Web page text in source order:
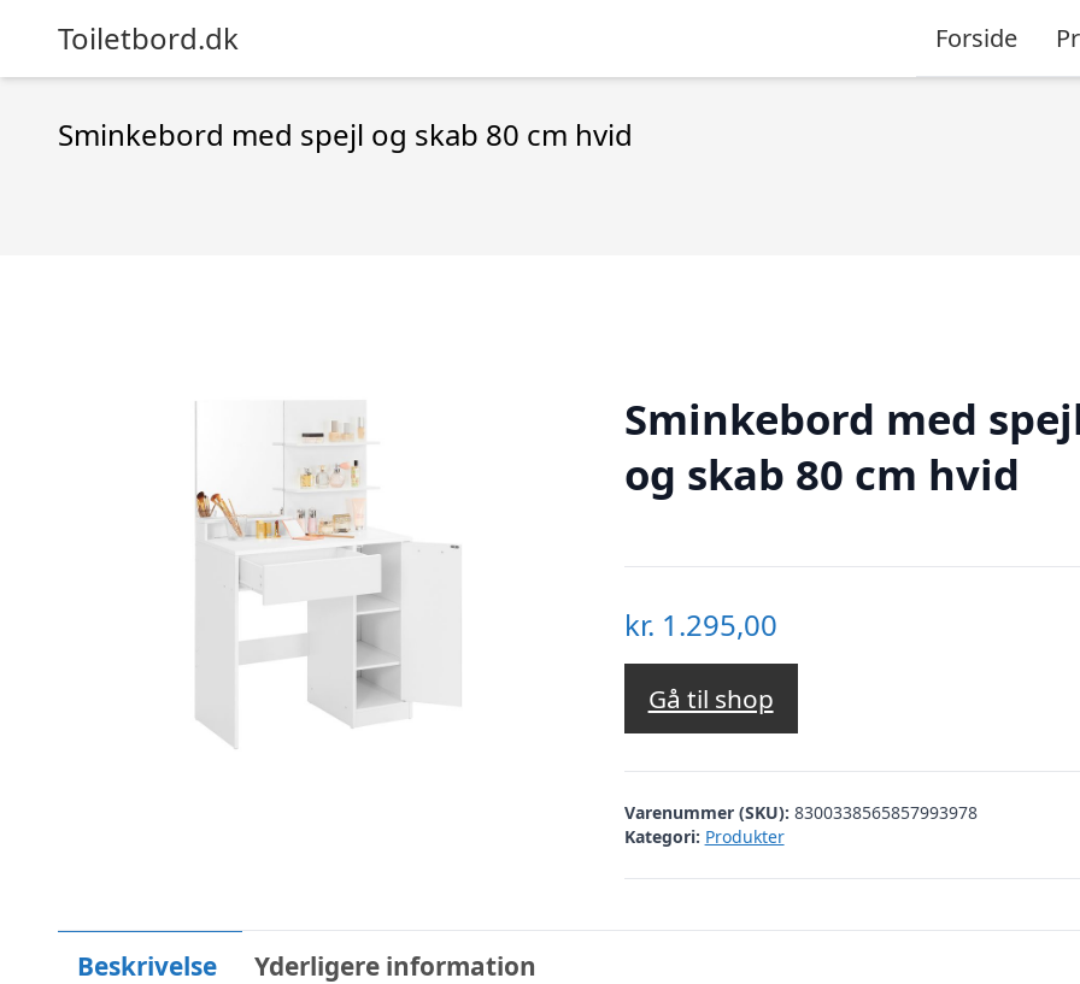
Toiletbord.dk Forside
Sminkebord med spejl og skab 80 cm hvid
Sminkebord med
og skab 80 cm hvid
kr. 1.295,00
Gå til shop
Varenummer (SKU): 8300338565857993978
Kategori: Produkter
Beskrivelse Yderligere information